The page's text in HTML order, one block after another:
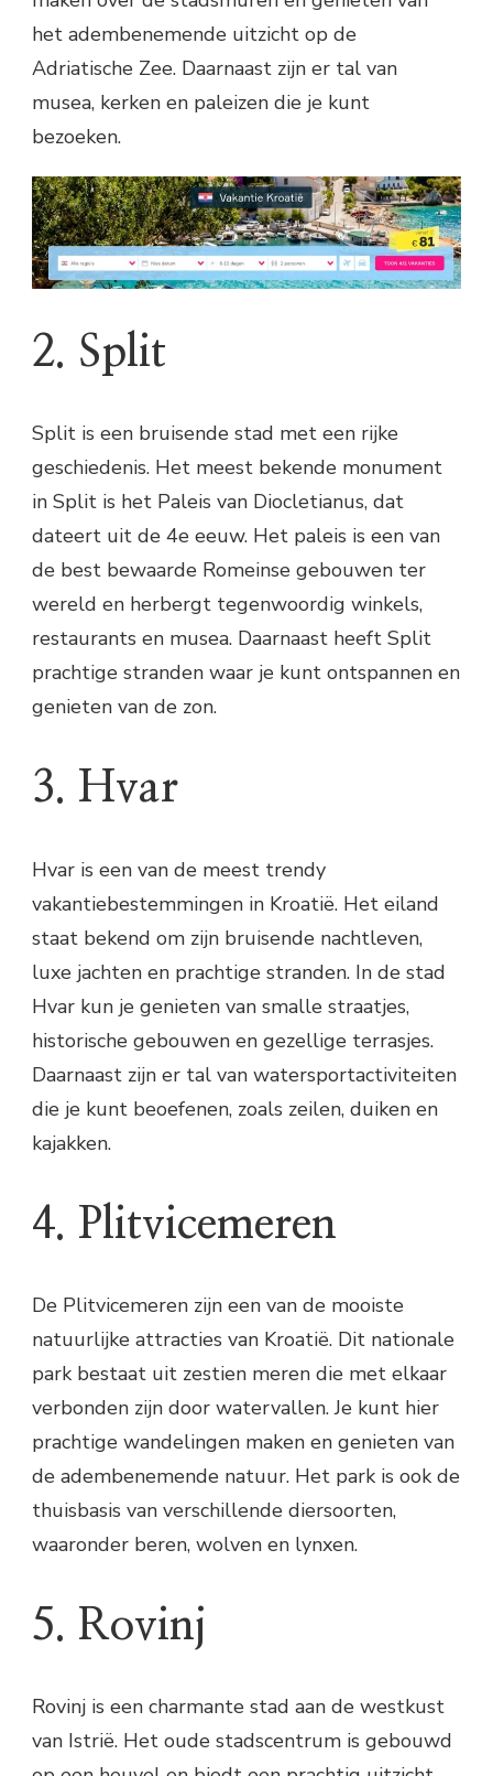
het adembenemende uitzicht op de
Adriatische Zee. Daarnaast zijn er tal van
musea, kerken en paleizen die je kunt
bezoeken.
2. Split
Split is een bruisende stad met een rijke
geschiedenis. Het meest bekende monument
in Split is het Paleis van Diocletianus, dat
dateert uit de 4e eeuw. Het paleis is een van
de best bewaarde Romeinse gebouwen ter
wereld en herbergt tegenwoordig winkels,
restaurants en musea. Daarnaast heeft Split
prachtige stranden waar je kunt ontspannen en
genieten van de zon.
3. Hvar
Hvar is een van de meest trendy
vakantiebestemmingen in Kroatië. Het eiland
staat bekend om zijn bruisende nachtleven,
luxe jachten en prachtige stranden. In de stad
Hvar kun je genieten van smalle straatjes,
historische gebouwen en gezellige terrasjes.
Daarnaast zijn er tal van watersportactiviteiten
die je kunt beoefenen, zoals zeilen, duiken en
kajakken.
4. Plitvicemeren
De Plitvicemeren zijn een van de mooiste
natuurlijke attracties van Kroatië. Dit nationale
park bestaat uit zestien meren die met elkaar
verbonden zijn door watervallen. Je kunt hier
prachtige wandelingen maken en genieten van
de adembenemende natuur. Het park is ook de
thuisbasis van verschillende diersoorten,
waaronder beren, wolven en lynxen.
5. Rovinj
Rovinj is een charmante stad aan de westkust
van Istrië. Het oude stadscentrum is gebouwd